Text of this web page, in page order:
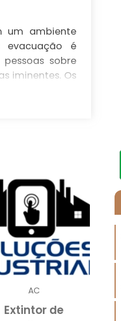
um ambiente
é
sobre
iminentes. Os
variar
a área
um sistema
evacuação
dos ativos da
tipos,
destacam-se
um operador
um risco e
AC
Extintor de